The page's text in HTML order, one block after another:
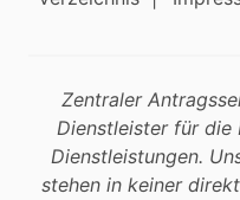
Zentraler
Dienstleister für die
Dienstleistungen.
stehen in keiner